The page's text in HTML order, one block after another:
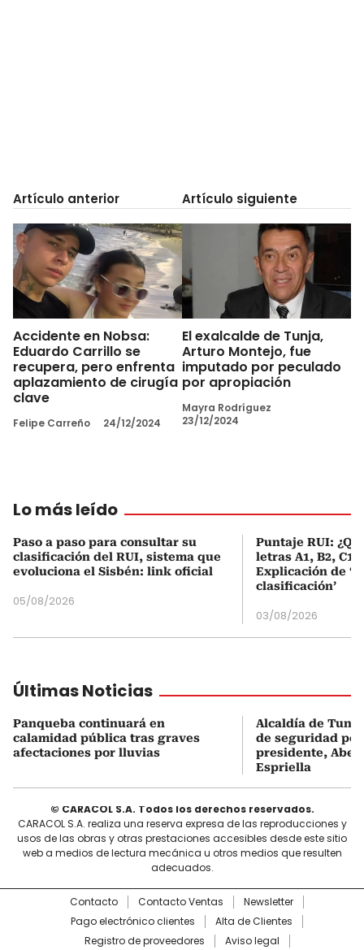
Artículo anterior
Accidente en Nobsa:
Eduardo Carrillo se
recupera, pero enfrenta
aplazamiento de cirugía
clave
Felipe Carreño 24/12/2024
Artículo siguiente
El exalcalde de Tunja,
Arturo Montejo, fue
imputado por peculado
por apropiación
Mayra Rodríguez
23/12/2024
Lo más leído
Paso a paso para consultar su
clasificación del RUI, sistema que
evoluciona el Sisbén: link oficial
05/08/2026
Puntaje RUI:
letras A1, B2, C1
Explicación de
clasificación’
03/08/2026
Últimas Noticias
Panqueba continuará en
calamidad pública tras graves
afectaciones por lluvias
Alcaldía de
de seguridad
presidente,
Espriella
© CARACOL S.A. Todos los derechos reservados.
CARACOL S.A. realiza una reserva expresa de las reproducciones y
usos de las obras y otras prestaciones accesibles desde este sitio
web a medios de lectura mecánica u otros medios que resulten
adecuados.
Contacto Contacto Ventas
Newsletter
Pago electrónico clientes
Alta de Clientes
Registro de proveedores
Aviso legal